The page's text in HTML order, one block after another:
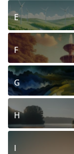
E
F
G
H
I